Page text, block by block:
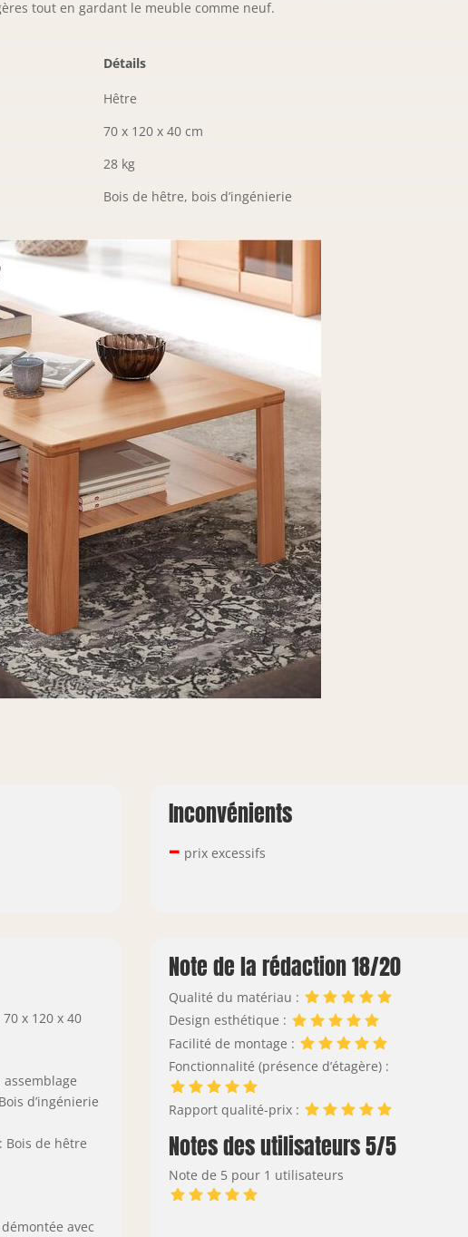
tout en gardant le meuble comme neuf.
Détails
Hêtre
70 x 120 x 40 cm
28 kg
Bois de hêtre, bois d’ingénierie
Inconvénients
– prix excessifs
x 120 x 40
assemblage
d’ingénierie
de hêtre
avec
Note de la rédaction 18/20
Qualité du matériau :
Design esthétique :
Facilité de montage :
Fonctionnalité (présence d’étagère) :
Rapport qualité-prix :
Notes des utilisateurs 5/5
Note de 5 pour 1 utilisateurs